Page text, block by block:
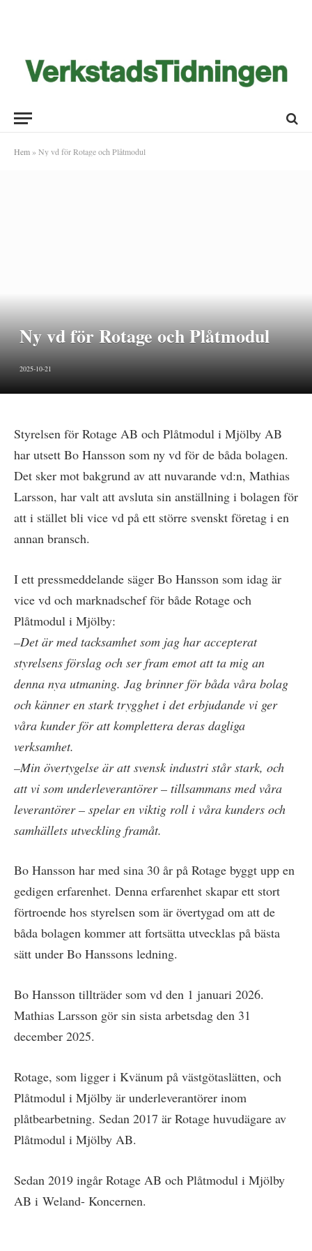
Hem » Ny vd för Rotage och Plåtmodul
Ny vd för Rotage och Plåtmodul
2025-10-21
Styrelsen för Rotage AB och Plåtmodul i Mjölby AB
har utsett Bo Hansson som ny vd för de båda bolagen.
Det sker mot bakgrund av att nuvarande vd:n, Mathias
Larsson, har valt att avsluta sin anställning i bolagen för
att i stället bli vice vd på ett större svenskt företag i en
annan bransch.
I ett pressmeddelande säger Bo Hansson som idag är
vice vd och marknadschef för både Rotage och
Plåtmodul i Mjölby:
–Det är med tacksamhet som jag har accepterat
styrelsens förslag och ser fram emot att ta mig an
denna nya utmaning. Jag brinner för båda våra bolag
och känner en stark trygghet i det erbjudande vi ger
våra kunder för att komplettera deras dagliga
verksamhet.
–Min övertygelse är att svensk industri står stark, och
att vi som underleverantörer – tillsammans med våra
leverantörer – spelar en viktig roll i våra kunders och
samhällets utveckling framåt.
Bo Hansson har med sina 30 år på Rotage byggt upp en
gedigen erfarenhet. Denna erfarenhet skapar ett stort
förtroende hos styrelsen som är övertygad om att de
båda bolagen kommer att fortsätta utvecklas på bästa
sätt under Bo Hanssons ledning.
Bo Hansson tillträder som vd den 1 januari 2026.
Mathias Larsson gör sin sista arbetsdag den 31
december 2025.
Rotage, som ligger i Kvänum på västgötaslätten, och
Plåtmodul i Mjölby är underleverantörer inom
plåtbearbetning. Sedan 2017 är Rotage huvudägare av
Plåtmodul i Mjölby AB.
Sedan 2019 ingår Rotage AB och Plåtmodul i Mjölby
AB i Weland- Koncernen.